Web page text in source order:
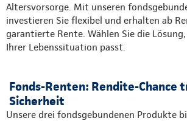
Altersvorsorge. Mit unseren
investieren Sie flexibel und erhalten ab
garantierte Rente. Wählen Sie die
Ihrer Lebenssituation passt.
Fonds-Renten: Rendite-Chance
Sicherheit
Unsere drei fondsgebundenen Produkte